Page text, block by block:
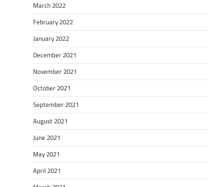
March 2022
February 2022
January 2022
December 2021
November 2021
October 2021
September 2021
August 2021
June 2021
May 2021
April 2021